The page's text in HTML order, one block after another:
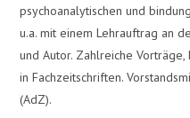
psychoanalytischen und
u.a. mit einem Lehrauftrag an
und Autor. Zahlreiche
in Fachzeitschriften.
(AdZ).